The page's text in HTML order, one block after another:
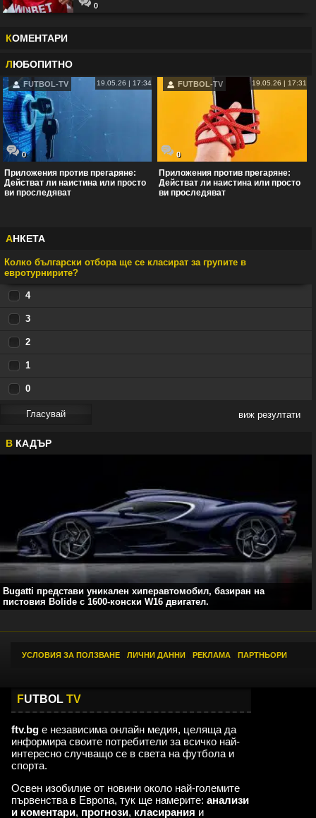
0
КОМЕНТАРИ
ЛЮБОПИТНО
FUTBOL-TV 19.05.26 | 17:34
0
Приложения против прегаряне:
Действат ли наистина или просто
ви проследяват
FUTBOL-TV 19.05.26 | 17:31
0
Приложения против прегаряне:
Действат ли наистина или просто
ви проследяват
АНКЕТА
Колко български отбора ще се класират за групите в
евротурнирите?
4
3
2
1
0
виж резултати
В КАДЪР
Bugatti представи уникален хиперавтомобил, базиран на
пистовия Bolide с 1600-конски W16 двигател.
УСЛОВИЯ ЗА ПОЛЗВАНЕ ЛИЧНИ ДАННИ РЕКЛАМА ПАРТНЬОРИ
FUTBOL TV
ftv.bg е независима онлайн медия, целяща да
информира своите потребители за всичко най-
интересно случващо се в света на футбола и
спорта.
Освен изобилие от новини около най-големите
първенства в Европа, тук ще намерите: анализи
и коментари, прогнози, класирания и